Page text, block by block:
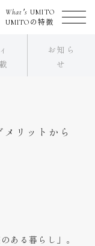
What's UMITO
UMITO の特徴
お知ら
せ
リットから
ある暮らし」。